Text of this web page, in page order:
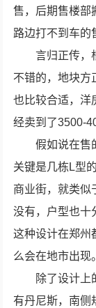
售，后期售楼部
路边打不到车的
言归正传，
不错的，地块方
也比较合适，洋
经卖到了3500-
假如说在售
关键是几栋L型
商业街，就类似
没有，户型也十
这种设计在郑州
么会在地市出现。
除了设计上
有丹尼斯，南侧